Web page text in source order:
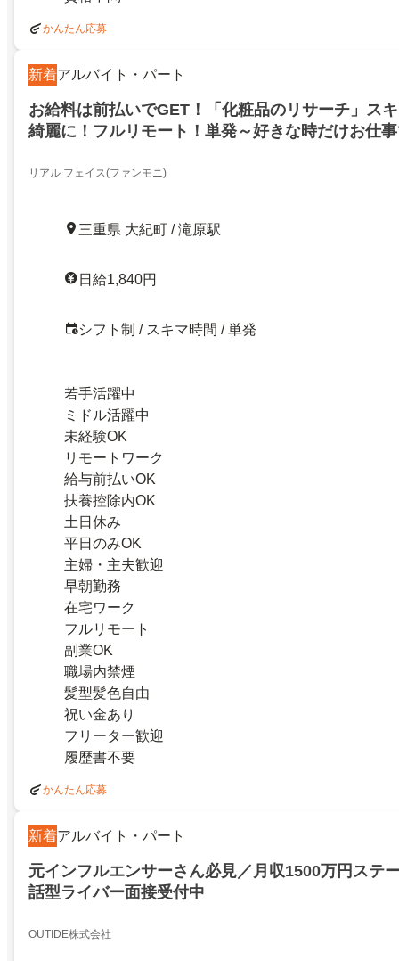
かんたん応募
新着アルバイト・パート
お給料は前払いでGET！「化粧品のリサーチ」ス
綺麗に！フルリモート！単発～好きな時だけお仕
リアル フェイス(ファンモニ)
三重県 大紀町 / 滝原駅
日給1,840円
シフト制 / スキマ時間 / 単発
若手活躍中
ミドル活躍中
未経験OK
リモートワーク
給与前払いOK
扶養控除内OK
土日休み
平日のみOK
主婦・主夫歓迎
早朝勤務
在宅ワーク
フルリモート
副業OK
職場内禁煙
髪型髪色自由
祝い金あり
フリーター歓迎
履歴書不要
かんたん応募
新着アルバイト・パート
元インフルエンサーさん必見／月収1500万円ステ
話型ライバー面接受付中
OUTIDE株式会社